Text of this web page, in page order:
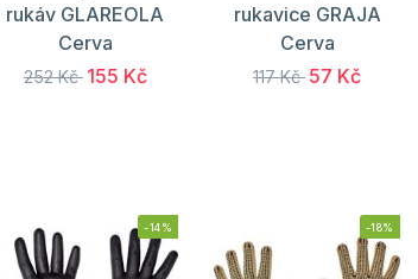
rukáv GLAREOLA
Cerva
252 Kč 155 Kč
rukavice GRAJA
Cerva
117 Kč 57 Kč
-14% -18%